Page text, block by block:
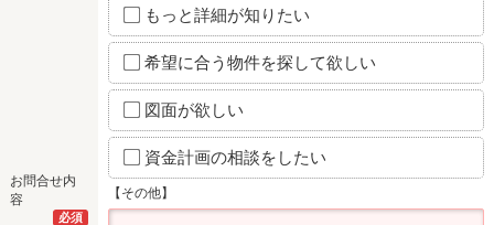
お問合せ内
容
必須
もっと詳細が知りたい
希望に合う物件を探して欲しい
図面が欲しい
資金計画の相談をしたい
【その他】